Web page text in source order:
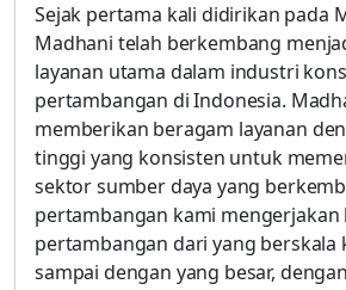
Sejak pertama kali didirikan pada
Madhani telah berkembang
layanan utama dalam industri
pertambangan di Indonesia.
memberikan beragam layanan
tinggi yang konsisten untuk
sektor sumber daya yang
pertambangan kami
pertambangan dari yang berskala
sampai dengan yang besar,